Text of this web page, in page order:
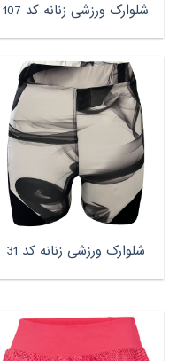
شلوارک ورزشی زنانه کد 107
شلوارک ورزشی زنانه کد 31